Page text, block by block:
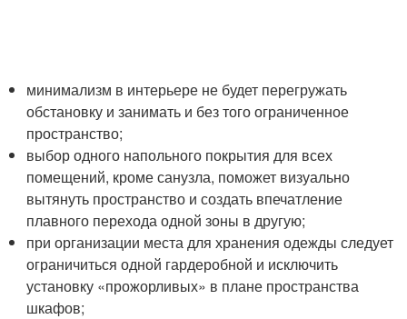
минимализм в интерьере не будет перегружать
обстановку и занимать и без того ограниченное
пространство;
выбор одного напольного покрытия для всех
помещений, кроме санузла, поможет визуально
вытянуть пространство и создать впечатление
плавного перехода одной зоны в другую;
при организации места для хранения одежды следует
ограничиться одной гардеробной и исключить
установку «прожорливых» в плане пространства
шкафов;